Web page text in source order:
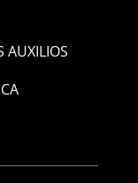
AUXILIOS